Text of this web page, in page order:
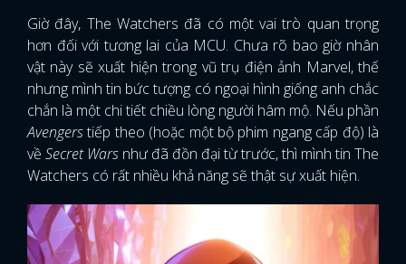
Giờ đây, The Watchers đã có một vai trò quan trọng
hơn đối với tương lai của MCU. Chưa rõ bao giờ nhân
vật này sẽ xuất hiện trong vũ trụ điện ảnh Marvel, thế
nhưng mình tin bức tượng có ngoại hình giống anh chắc
chắn là một chi tiết chiều lòng người hâm mộ. Nếu phần
Avengerstiếp theo (hoặc một bộ phim ngang cấp độ) là
về Secret Wars như đã đồn đại từ trước, thì mình tin The
Watchers có rất nhiều khả năng sẽ thật sự xuất hiện.